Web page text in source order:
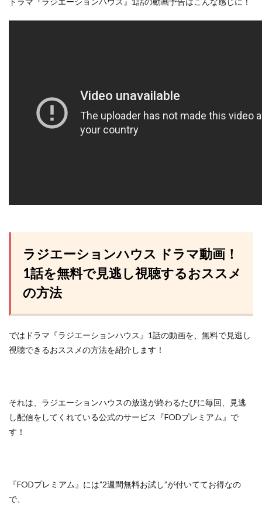
ラジエーションハウス ドラマ動画！
1話を無料で見逃し視聴するおススメ
の方法
ではドラマ『ラジエーションハウス』1話の動画を、無料で見逃し
視聴できるおススメの方法を紹介します！
それは、ラジエーションハウスの放送が終わるたびに毎回、見逃
し配信をしてくれている公式のサービス『FODプレミアム』 で
す！
『FODプレミアム』には”2週間無料お試し”が付いててお得なの
で、